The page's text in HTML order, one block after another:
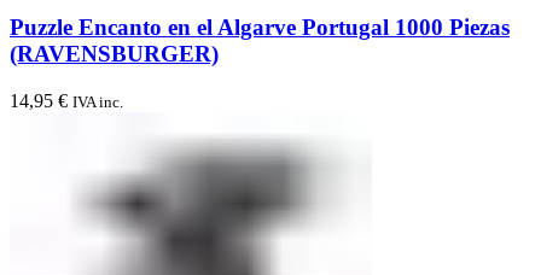
Puzzle Encanto en el Algarve Portugal 1000 Piezas
(RAVENSBURGER)
14,95 € IVA inc.